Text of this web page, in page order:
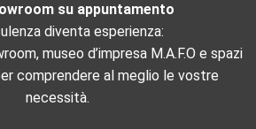
su appuntamento
diventa esperienza:
museo d’impresa M.A.F.O e spazi
comprendere al meglio le vostre
necessità.